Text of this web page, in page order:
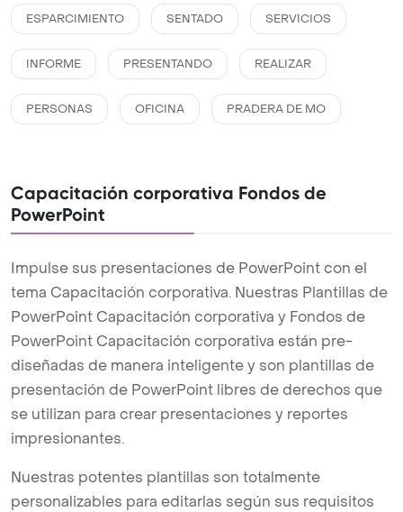
ESPARCIMIENTO SENTADO SERVICIOS
INFORME PRESENTANDO REALIZAR
PERSONAS OFICINA PRADERA DE MO
Capacitación corporativa Fondos de
PowerPoint
Impulse sus presentaciones de PowerPoint con el
tema Capacitación corporativa. Nuestras Plantillas de
PowerPoint Capacitación corporativa y Fondos de
PowerPoint Capacitación corporativa están pre-
diseñadas de manera inteligente y son plantillas de
presentación de PowerPoint libres de derechos que
se utilizan para crear presentaciones y reportes
impresionantes.
Nuestras potentes plantillas son totalmente
personalizables para editarlas según sus requisitos